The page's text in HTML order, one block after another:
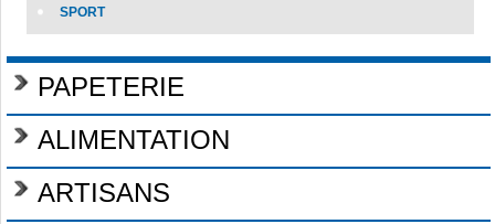
SPORT
PAPETERIE
ALIMENTATION
ARTISANS